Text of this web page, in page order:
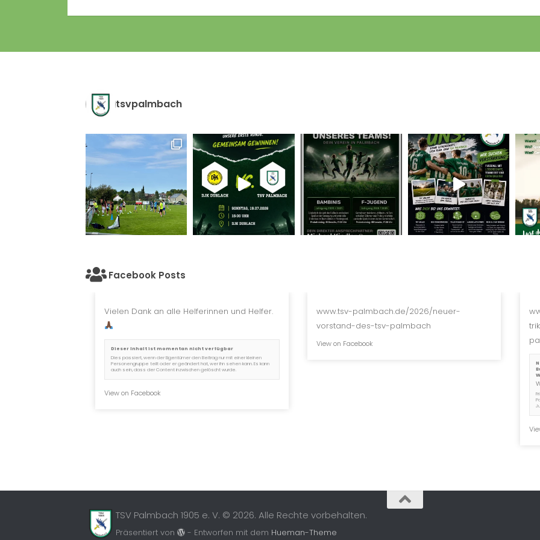
tsvpalmbach
Facebook Posts
Vielen Dank an alle Helferinnen und Helfer.
Dieser Inhalt ist momentan nicht verfügbar
Dies passiert, wenn der Eigentümer den Beitrag nur mit einer kleinen
Personengruppe teilt oder er geändert hat, wer ihn sehen kann. Es kann
auch sein, dass der Content inzwischen gelöscht wurde.
View on Facebook
www.tsv-palmbach.de/2026/neuer-
vorstand-des-tsv-palmbach
View on Facebook
TSV Palmbach 1905 e. V. © 2026. Alle Rechte vorbehalten.
Präsentiert von - Entworfen mit dem Hueman-Theme